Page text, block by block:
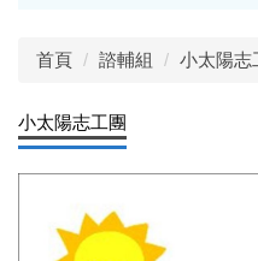
首頁 諮輔組 小太陽志
小太陽志工團